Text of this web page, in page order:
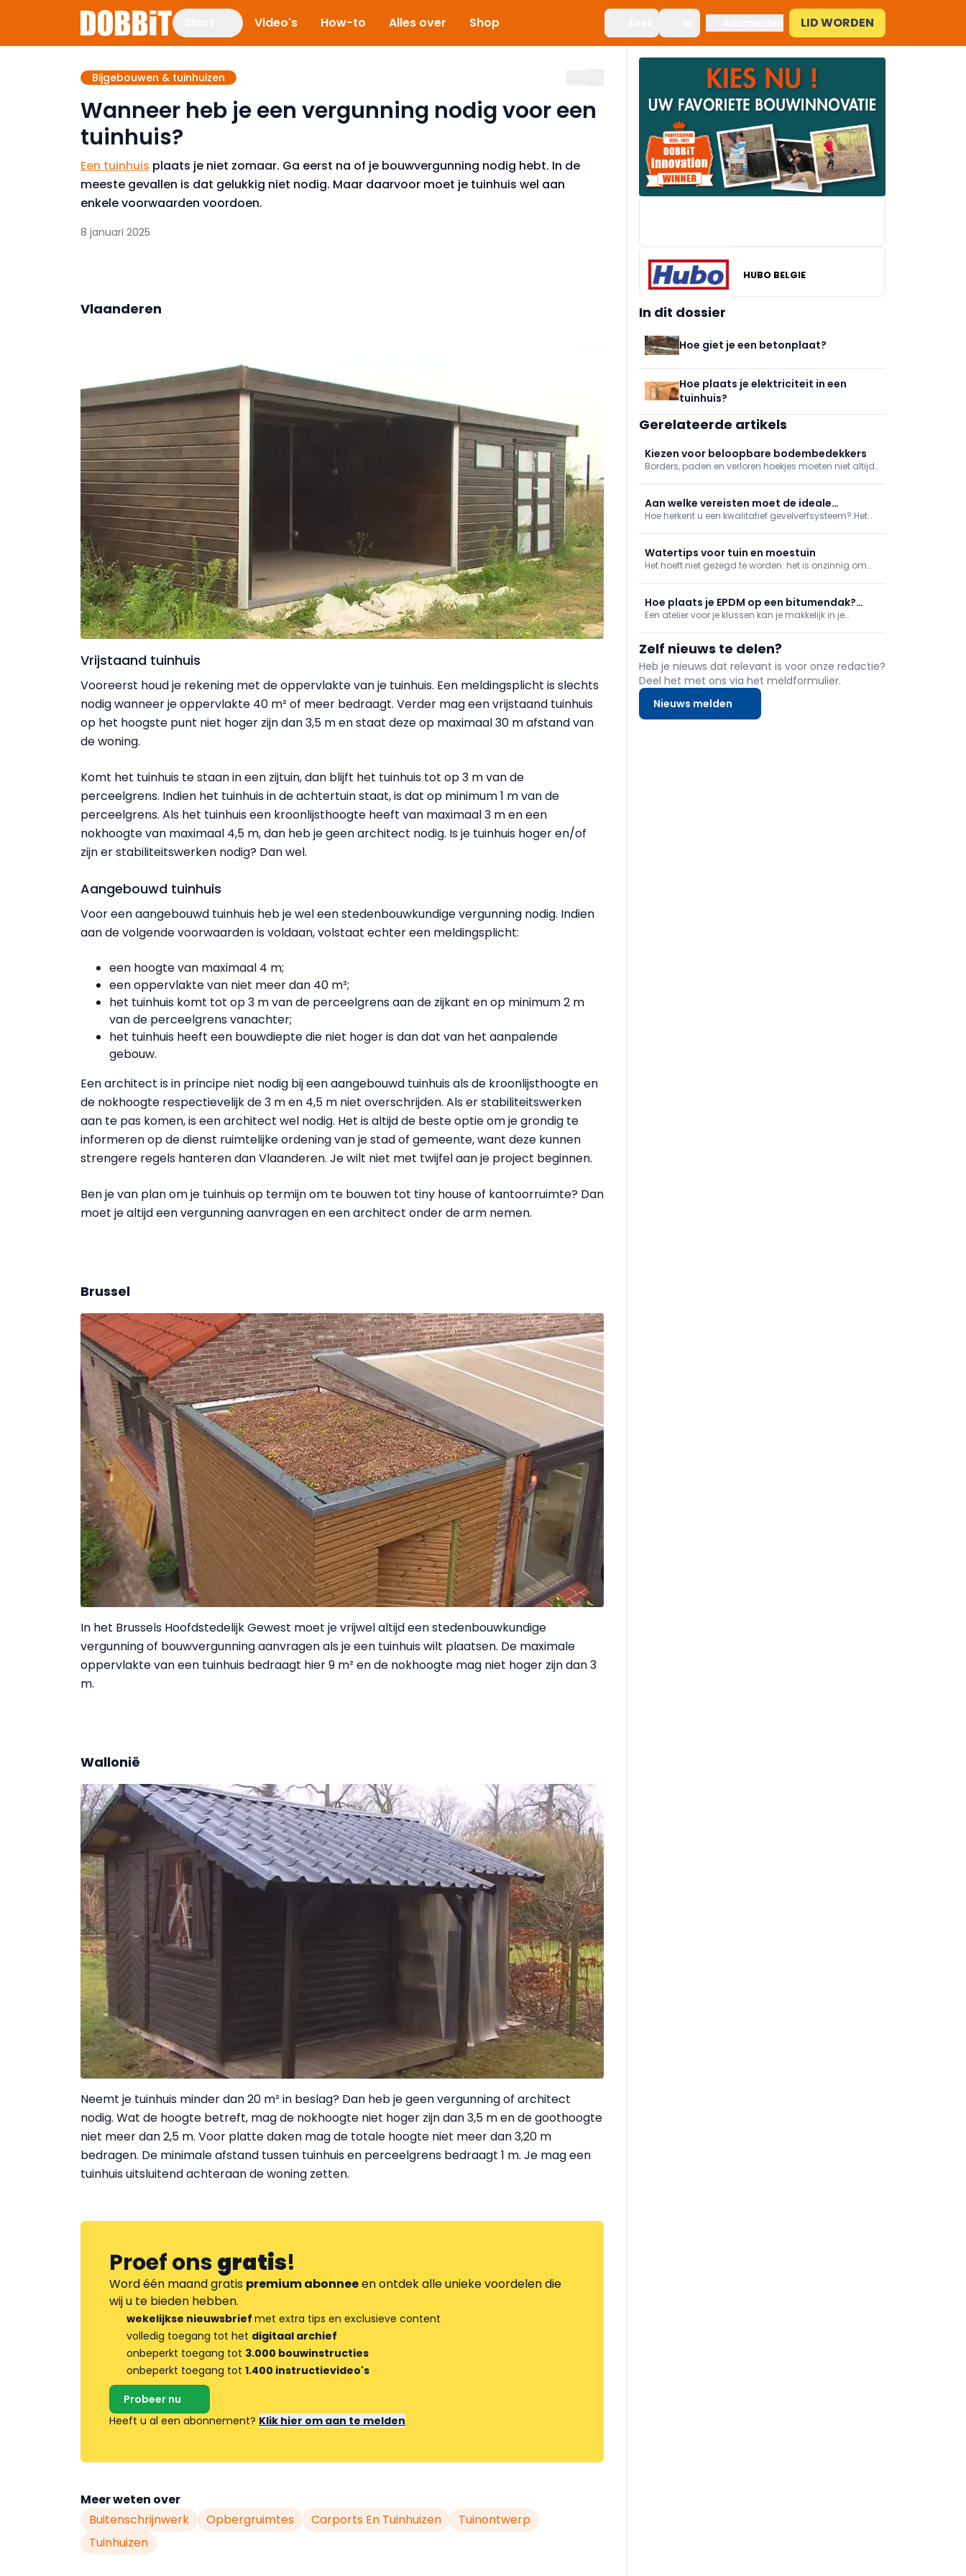
Video's How-to Alles over Shop LID WORDEN
Bijgebouwen & tuinhuizen
Wanneer heb je een vergunning nodig voor een
tuinhuis?
Een tuinhuis plaats je niet zomaar. Ga eerst na of je bouwvergunning nodig hebt. In de
meeste gevallen is dat gelukkig niet nodig. Maar daarvoor moet je tuinhuis wel aan
enkele voorwaarden voordoen.
8 januari 2025
Vlaanderen
Vrijstaand tuinhuis
Vooreerst houd je rekening met de oppervlakte van je tuinhuis. Een meldingsplicht is slechts
nodig wanneer je oppervlakte 40 m² of meer bedraagt. Verder mag een vrijstaand tuinhuis
op het hoogste punt niet hoger zijn dan 3,5 m en staat deze op maximaal 30 m afstand van
de woning.
Komt het tuinhuis te staan in een zijtuin, dan blijft het tuinhuis tot op 3 m van de
perceelgrens. Indien het tuinhuis in de achtertuin staat, is dat op minimum 1 m van de
perceelgrens. Als het tuinhuis een kroonlijsthoogte heeft van maximaal 3 m en een
nokhoogte van maximaal 4,5 m, dan heb je geen architect nodig. Is je tuinhuis hoger en/of
zijn er stabiliteitswerken nodig? Dan wel.
Aangebouwd tuinhuis
Voor een aangebouwd tuinhuis heb je wel een stedenbouwkundige vergunning nodig. Indien
aan de volgende voorwaarden is voldaan, volstaat echter een meldingsplicht:
een hoogte van maximaal 4 m;
een oppervlakte van niet meer dan 40 m²;
het tuinhuis komt tot op 3 m van de perceelgrens aan de zijkant en op minimum 2 m
van de perceelgrens vanachter;
het tuinhuis heeft een bouwdiepte die niet hoger is dan dat van het aanpalende
gebouw.
Een architect is in principe niet nodig bij een aangebouwd tuinhuis als de kroonlijsthoogte en
de nokhoogte respectievelijk de 3 m en 4,5 m niet overschrijden. Als er stabiliteitswerken
aan te pas komen, is een architect wel nodig. Het is altijd de beste optie om je grondig te
informeren op de dienst ruimtelijke ordening van je stad of gemeente, want deze kunnen
strengere regels hanteren dan Vlaanderen. Je wilt niet met twijfel aan je project beginnen.
Ben je van plan om je tuinhuis op termijn om te bouwen tot tiny house of kantoorruimte? Dan
moet je altijd een vergunning aanvragen en een architect onder de arm nemen.
Brussel
In het Brussels Hoofdstedelijk Gewest moet je vrijwel altijd een stedenbouwkundige
vergunning of bouwvergunning aanvragen als je een tuinhuis wilt plaatsen. De maximale
oppervlakte van een tuinhuis bedraagt hier 9 m² en de nokhoogte mag niet hoger zijn dan 3
m.
Wallonië
Neemt je tuinhuis minder dan 20 m² in beslag? Dan heb je geen vergunning of architect
nodig. Wat de hoogte betreft, mag de nokhoogte niet hoger zijn dan 3,5 m en de goothoogte
niet meer dan 2,5 m. Voor platte daken mag de totale hoogte niet meer dan 3,20 m
bedragen. De minimale afstand tussen tuinhuis en perceelgrens bedraagt 1 m. Je mag een
tuinhuis uitsluitend achteraan de woning zetten.
Proef onsgratis!
Word één maand gratis premium abonneeen ontdek alle unieke voordelen die
wij u te bieden hebben.
wekelijkse nieuwsbrief met extra tips en exclusieve content
volledig toegang tot het digitaal archief
onbeperkt toegang tot 3.000 bouwinstructies
onbeperkt toegang tot 1.400 instructievideo's
Probeer nu
Heeft u al een abonnement? Klik hier om aan te melden
Meer weten over
Buitenschrijnwerk
Opbergruimtes Carports En Tuinhuizen
Tuinontwerp
Tuinhuizen
BRICO
HUBO BELGIE
In dit dossier
Hoe giet je een betonplaat?
Hoe plaats je elektriciteit in een
tuinhuis?
Gerelateerde artikels
Kiezen voor beloopbare bodembedekkers
Borders, paden en verloren hoekjes moeten niet altijd
beloopbare bodembedekker te gebruiken. Welke je
kan toepassen en wanneer precies, leggen we je
Aan welke vereisten moet de ideale
gevelverf voldoen?
Hoe herkent u een kwalitatief gevelverfsysteem? Het
dient de gebruiker te letten bij uw verfkeuze? Wij lijsten
voor u de belangrijkste eigen
Watertips voor tuin en moestuin
Het hoeft niet gezegd te worden: het is onzinnig om
tuinbewatering houdt dus in dat je kijkt voor een
systeem om regenwater op te vangen.
Hoe plaats je EPDM op een bitumendak?
(deel 1)
Een atelier voor je klussen kan je makkelijk in je
bespaart zichzelf de moeite om het oude bitumen
dak af te breken en gaat er meteen EPDM op v
Zelf nieuws te delen?
Heb je nieuws dat relevant is voor onze redactie?
Deel het met ons via het meldformulier.
Nieuws melden